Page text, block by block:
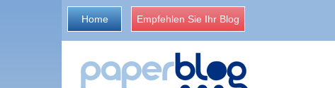
Home Empfehlen Sie Ihr Blog